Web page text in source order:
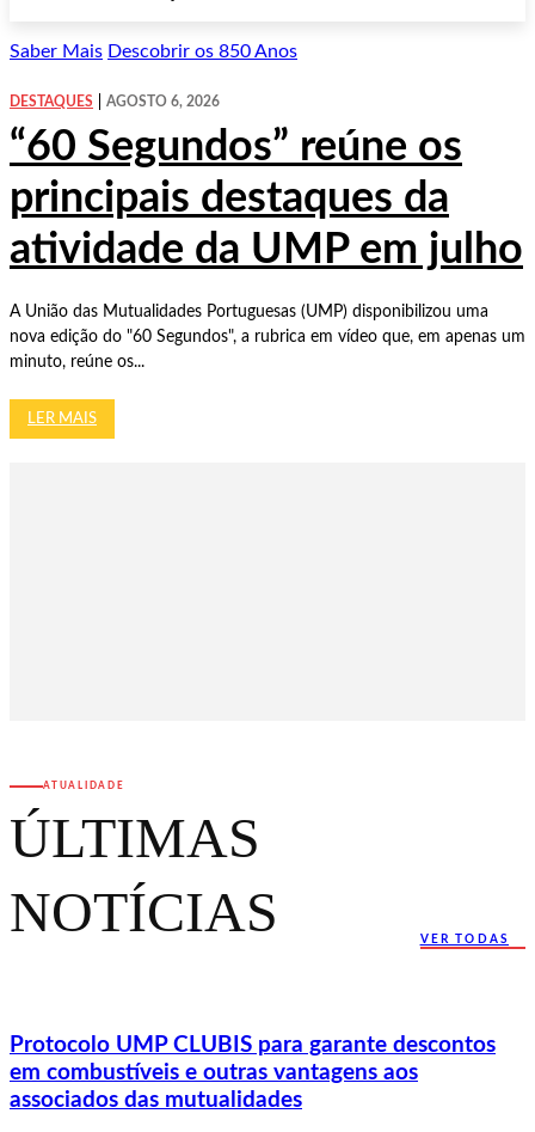
Saber Mais Descobrir os 850 Anos
DESTAQUES AGOSTO 6, 2026
“60 Segundos” reúne os
principais destaques da
atividade da UMP em julho
A União das Mutualidades Portuguesas (UMP) disponibilizou uma
nova edição do "60 Segundos", a rubrica em vídeo que, em apenas um
minuto, reúne os...
LER MAIS
ATUALIDADE
ÚLTIMAS
NOTÍCIAS
VER TODAS
Protocolo UMP CLUBIS para garante descontos
em combustíveis e outras vantagens aos
associados das mutualidades